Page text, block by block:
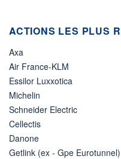
ACTIONS LES PLUS
Axa
Air France-KLM
Essilor Luxxotica
Michelin
Schneider Electric
Cellectis
Danone
Getlink (ex - Gpe Eurotunnel)